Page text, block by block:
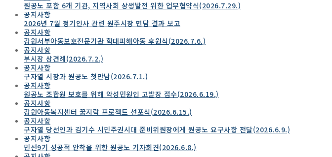
원공노 포함 6개 기관, 지역사회 상생발전 위한 업무협약식(2026.7.29.)
공지사항
2026년 7월 정기인사 관련 원주시장 면담 결과 보고
공지사항
강원서부아동보호전문기관 학대피해아동 후원식(2026.7.6.)
공지사항
부시장 상견례(2026.7.2.)
공지사항
구자열 시장과 원공노 첫만남(2026.7.1.)
공지사항
원공노 조합원 보호를 위해 악성민원인 고발장 접수(2026.6.19.)
공지사항
강원아동복지센터 꿈지락 프로젝트 선포식(2026.6.15.)
공지사항
구자열 당선인과 김기수 시민주권시대 준비위원장에게 원공노 요구사항 전달(2026.6.9.)
공지사항
민선9기 성공적 안착을 위한 원공노 기자회견(2026.6.8.)